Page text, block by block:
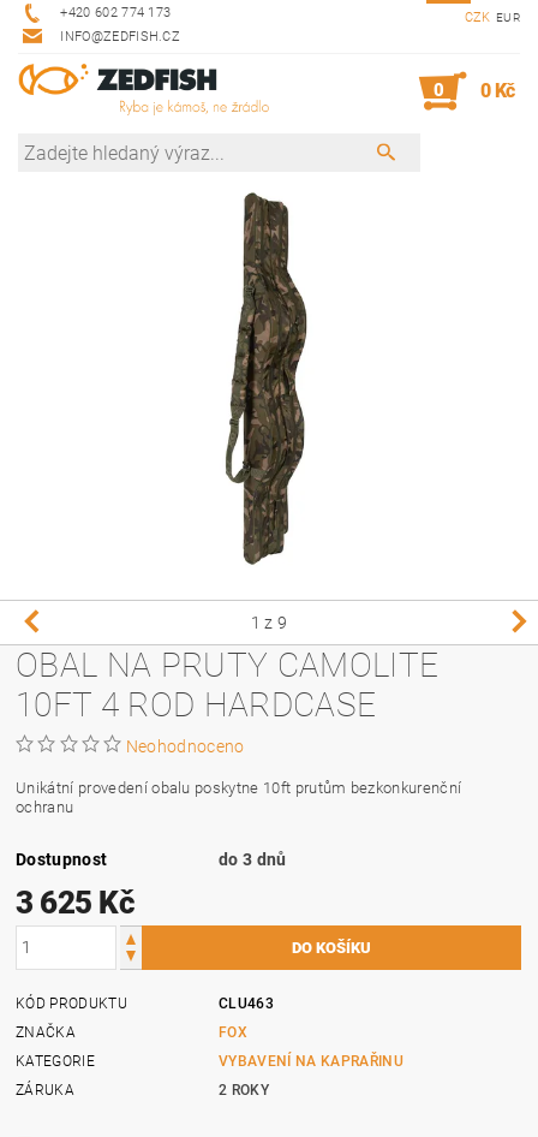
+420 602 774 173
INFO@ZEDFISH.CZ
CZK EUR
0 0 Kč
1 z 9
OBAL NA PRUTY CAMOLITE
10FT 4 ROD HARDCASE
Neohodnoceno
Unikátní provedení obalu poskytne 10ft prutům bezkonkurenční
ochranu
Dostupnost do 3 dnů
3 625 Kč
KÓD PRODUKTU
CLU463
ZNAČKA
FOX
KATEGORIE
VYBAVENÍ NA KAPRAŘINU
ZÁRUKA
2 ROKY